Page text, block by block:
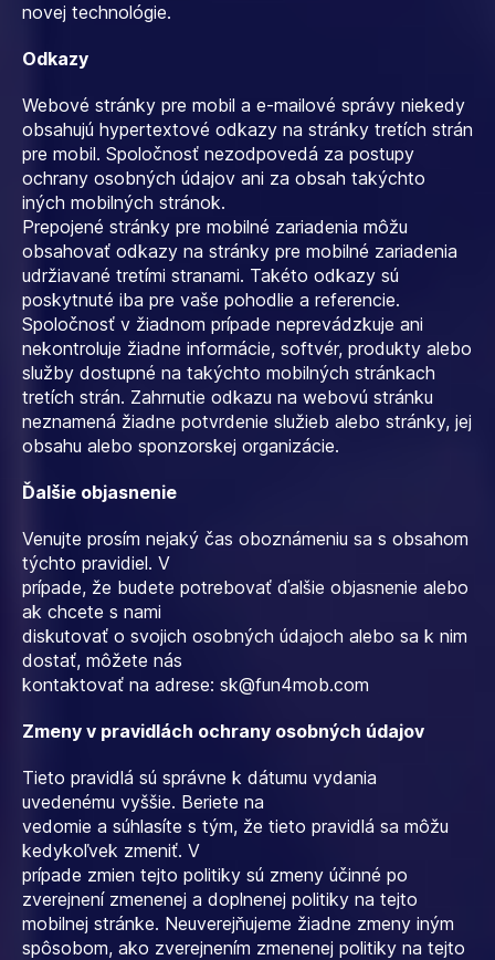
novej technológie.
Odkazy
Webové stránky pre mobil a e-mailové správy niekedy
obsahujú hypertextové odkazy na stránky tretích strán
pre mobil. Spoločnosť nezodpovedá za postupy
ochrany osobných údajov ani za obsah takýchto
iných mobilných stránok.
Prepojené stránky pre mobilné zariadenia môžu
obsahovať odkazy na stránky pre mobilné zariadenia
udržiavané tretími stranami. Takéto odkazy sú
poskytnuté iba pre vaše pohodlie a referencie.
Spoločnosť v žiadnom prípade neprevádzkuje ani
nekontroluje žiadne informácie, softvér, produkty alebo
služby dostupné na takýchto mobilných stránkach
tretích strán. Zahrnutie odkazu na webovú stránku
neznamená žiadne potvrdenie služieb alebo stránky, jej
obsahu alebo sponzorskej organizácie.
Ďalšie objasnenie
Venujte prosím nejaký čas oboznámeniu sa s obsahom
týchto pravidiel. V
prípade, že budete potrebovať ďalšie objasnenie alebo
ak chcete s nami
diskutovať o svojich osobných údajoch alebo sa k nim
dostať, môžete nás
kontaktovať na adrese: sk@fun4mob.com
Zmeny v pravidlách ochrany osobných údajov
Tieto pravidlá sú správne k dátumu vydania
uvedenému vyššie. Beriete na
vedomie a súhlasíte s tým, že tieto pravidlá sa môžu
kedykoľvek zmeniť. V
prípade zmien tejto politiky sú zmeny účinné po
zverejnení zmenenej a doplnenej politiky na tejto
mobilnej stránke. Neuverejňujeme žiadne zmeny iným
spôsobom, ako zverejnením zmenenej politiky na tejto